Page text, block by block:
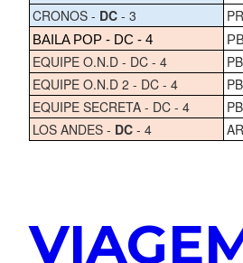
CRONOS - DC- 3 PR
BAILA POP - DC - 4
EQUIPE O.N.D - DC - 4 PB
EQUIPE O.N.D 2 - DC - 4
PB
EQUIPE SECRETA - DC - 4
PB
LOS ANDES - DC- 4 AR